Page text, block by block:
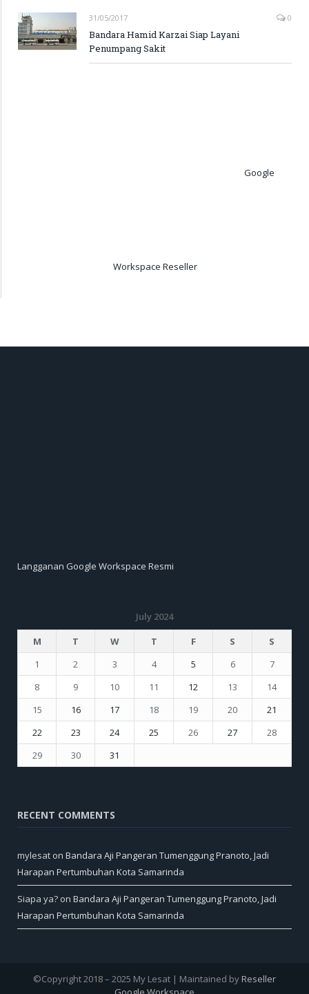
31/05/2017 0
Bandara Hamid Karzai Siap Layani
Penumpang Sakit
Google
Workspace Reseller
Langganan Google Workspace Resmi
July 2024
M
T W T F S
S
1
2 3 4 5 6
7
8
9 10 11 12 13
14
15
16 17 18 19 20
21
22
23 24 25 26 27
28
29
30
31
RECENT COMMENTS
mylesat on Bandara Aji Pangeran Tumenggung Pranoto, Jadi
Harapan Pertumbuhan Kota Samarinda
Siapa ya? on Bandara Aji Pangeran Tumenggung Pranoto, Jadi
Harapan Pertumbuhan Kota Samarinda
©Copyright 2018 – 2025 My Lesat | Maintained by Reseller